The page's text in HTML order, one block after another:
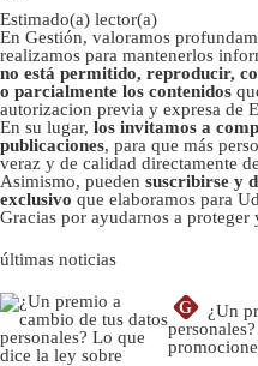
Estimado(a) lector(a)
En Gestión, valoramos
realizamos para mantenerlos
no está permitido, reproducir,
o parcialmente los contenidos
autorizacion previa y expresa de
En su lugar, los invitamos a
publicaciones, para que más
veraz y de calidad directamente
Asimismo, pueden suscribirse y
exclusivo que elaboramos para
Gracias por ayudarnos a proteger
últimas noticias
G
¿Un